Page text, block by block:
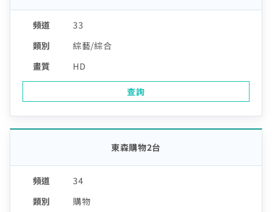
33
綜藝/綜合
HD
查詢
34
東森購物2台
購物